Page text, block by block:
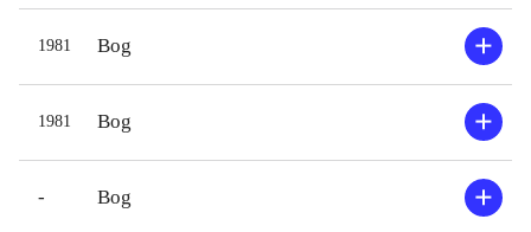
1981 Bog
1981 Bog
- Bog